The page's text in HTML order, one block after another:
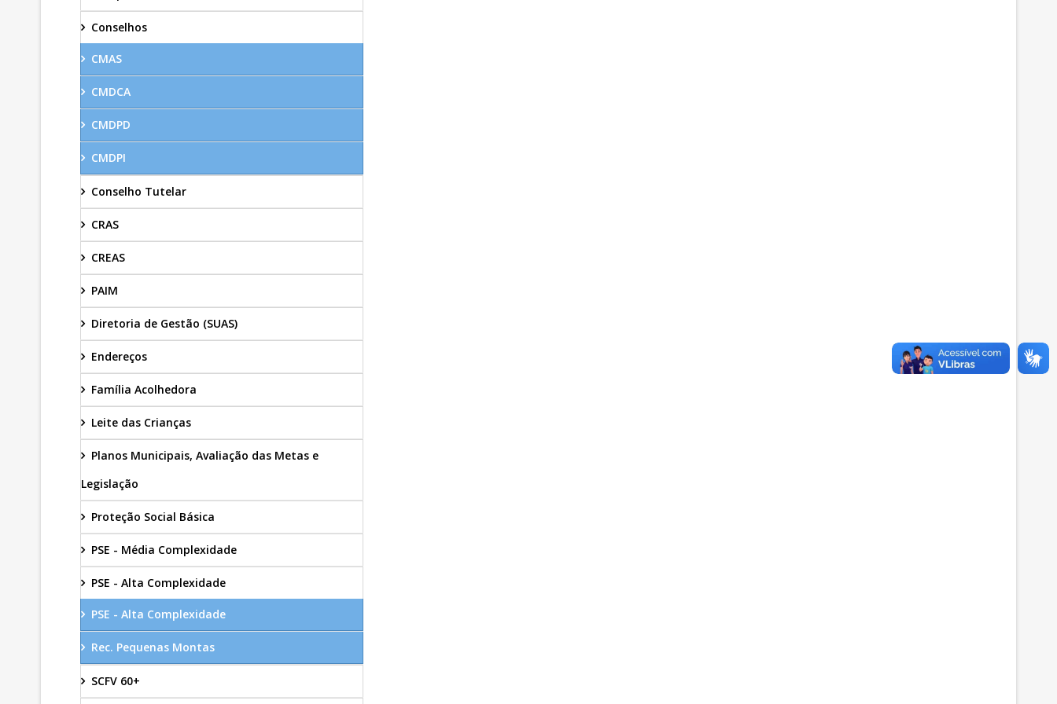
Conselhos
CMAS
CMDCA
CMDPD
CMDPI
Conselho Tutelar
CRAS
CREAS
PAIM
Diretoria de Gestão (SUAS)
Endereços
Família Acolhedora
Leite das Crianças
Planos Municipais, Avaliação das Metas e
Legislação
Proteção Social Básica
PSE - Média Complexidade
PSE - Alta Complexidade
PSE - Alta Complexidade
Rec. Pequenas Montas
SCFV 60+